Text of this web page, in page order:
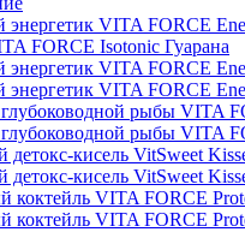
VITA FORCE
FORCE Isotonic Гуарана
VITA FORCE
VITA FORCE
глубоководной рыбы VITA
глубоководной рыбы VITA
детокс-кисель VitSweet
детокс-кисель VitSweet
коктейль VITA FORCE
коктейль VITA FORCE